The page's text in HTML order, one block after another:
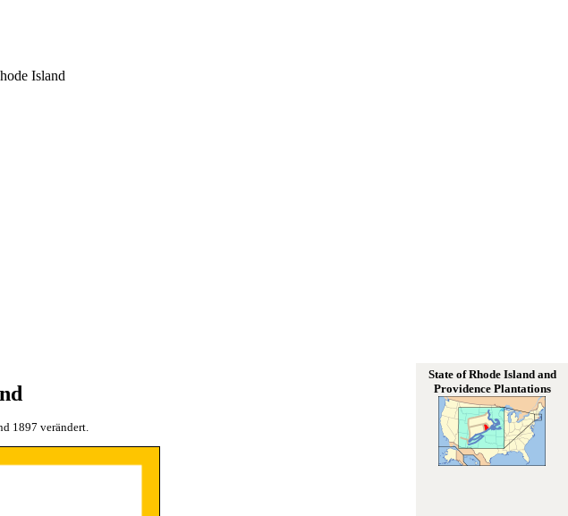
Island
1897 verändert.
State of Rhode Island and
Providence Plantations